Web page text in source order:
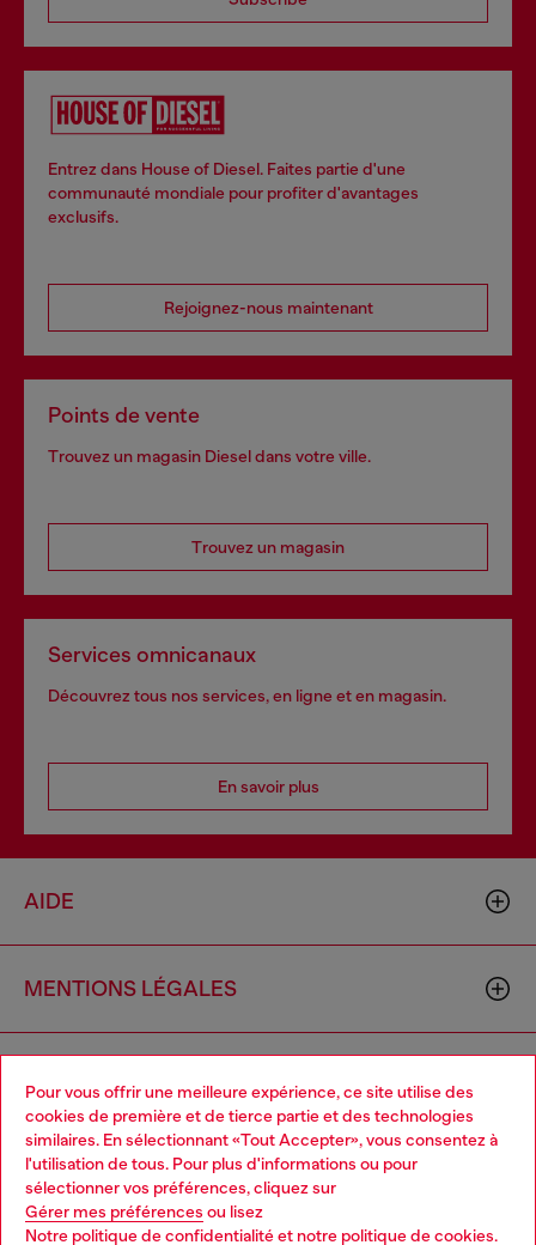
Pour vous offrir une meilleure expérience, ce site utilise des
cookies de première et de tierce partie et des technologies
similaires. En sélectionnant «Tout Accepter», vous consentez à
l'utilisation de tous. Pour plus d'informations ou pour
sélectionner vos préférences, cliquez sur
Gérer mes préférences ou lisez
Notre politique de confidentialitéet notre politique de cookies.
Entrez dans House of Diesel. Faites partie d'une
communauté mondiale pour profiter d'avantages
exclusifs.
Rejoignez-nous maintenant
Points de vente
Trouvez un magasin Diesel dans votre ville.
Trouvez un magasin
Services omnicanaux
Découvrez tous nos services, en ligne et en magasin.
En savoir plus
AIDE
MENTIONS LÉGALES
CORPORATE
Choose your location
You are currently browsing France website, but it seems you